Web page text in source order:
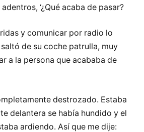
‘¿Qué acaba de pasar?
y comunicar por radio lo
de su coche patrulla, muy
a la persona que acababa de
destrozado. Estaba
delantera se había hundido y el
ardiendo. Así que me dije: